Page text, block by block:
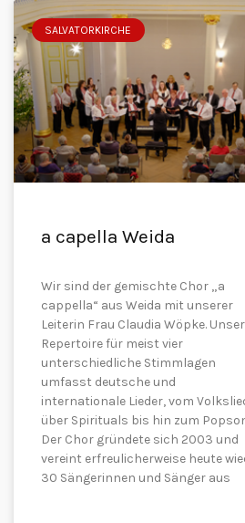
SALVATORKIRCHE
a capella Weida
Wir sind der gemischte Chor „a
cappella“ aus Weida mit unserer
Leiterin Frau Claudia Wöpke. Unser
Repertoire für meist vier
unterschiedliche Stimmlagen
umfasst deutsche und
internationale Lieder, vom
über Spirituals bis hin zum
Der Chor gründete sich 2003 und
vereint erfreulicherweise heute
30 Sängerinnen und Sänger aus